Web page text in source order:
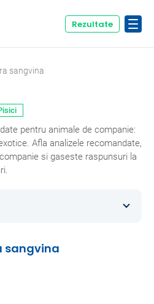
Rezultate
sangvina
pentru animale de companie:
Afla analizele recomandate,
si gaseste raspunsuri la
sangvina